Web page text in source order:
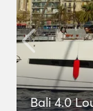
Bali 4.0